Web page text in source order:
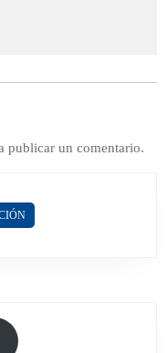
publicar un comentario.